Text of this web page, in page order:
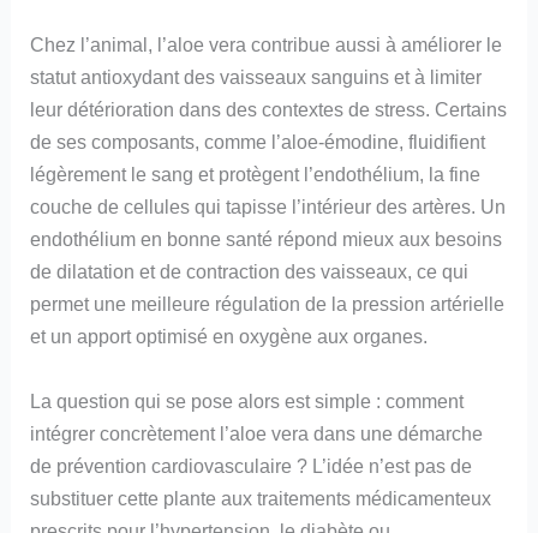
Chez l’animal, l’aloe vera contribue aussi à améliorer le
statut antioxydant des vaisseaux sanguins et à limiter
leur détérioration dans des contextes de stress. Certains
de ses composants, comme l’aloe-émodine, fluidifient
légèrement le sang et protègent l’endothélium, la fine
couche de cellules qui tapisse l’intérieur des artères. Un
endothélium en bonne santé répond mieux aux besoins
de dilatation et de contraction des vaisseaux, ce qui
permet une meilleure régulation de la pression artérielle
et un apport optimisé en oxygène aux organes.
La question qui se pose alors est simple : comment
intégrer concrètement l’aloe vera dans une démarche
de prévention cardiovasculaire ? L’idée n’est pas de
substituer cette plante aux traitements médicamenteux